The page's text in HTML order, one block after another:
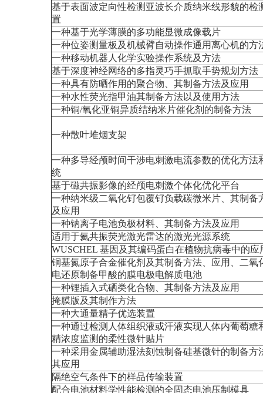
基于表面波定向性检测亚波长介质纳米线形貌的检
置
一种基于光学薄膜的多功能显微成像载片
一种位姿测量板及机械臂自动操作通用离心机的方
一种移动机器人化学实验操作系统及方法
基于深度神经网络的多指灵巧手抓取手势规划方法
一种具有防晒作用的聚合物、其制备方法及应用
一种水性荧光指甲油其制备方法以及使用方法
一种铜/氧化亚铜异质结纳米片催化剂的制备方法
一种散叶堆烟支架
一种多导经颅时间干涉电刺激电流参数的优化方法
统
基于磁共振影像的经颅电刺激个体化优化平台
一种纳米级二氧化钌包覆钌负载碳微米片、其制备
及应用
一种钠离子电池负极材料、其制备方法及应用
适用于氦共振荧光激光雷达的激光光源系统
WUSCHEL 基因及其编码蛋白在植物抗病毒中的应
铜基氮原子合金催化剂及其制备方法、应用、二氧
电还原制备甲酸的膜电极电解质电池
一种锂插入式硒类化合物、其制备方法及应用
掩膜版及其制作方法
一种大通量精子优选装置
一种通过检测人体组织液或汗液实现人体内葡萄糖
精浓度监测的柔性微针贴片
一种采用金属辅助湿法刻蚀制备硅基微针的制备方
其应用
隔绝空气条件下的样品传输装置
配合电池材料学性能检测的全固态电池压制模具